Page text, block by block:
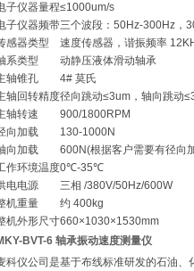
子仪器量程≤1000um/s
子仪器频带三个波段：50Hz-300Hz，
感器类型
速度传感器，谐振频率
系类型
动静压液体滑动轴承
轴锥孔
4# 莫氏
轴回转精度径向跳动≤3um，轴向跳动
轴转速
900/1800RPM
向加载
130-1000N
向加载
600N(根据客户需要有径向
作环境温度0℃-35℃
电电源
三相 /380V/50Hz/600W
机重量
约 400kg
机外形尺寸660×1030×1530mm
BVT-6 轴承振动速度测量仪
科仪公司是基于布线标准研发的石油